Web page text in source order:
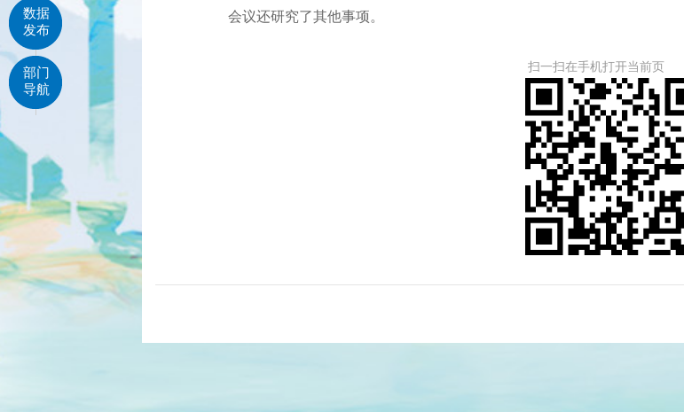
会议还研究了其他事项。
扫一扫在手机打开当前页
数据
发布
部门
导航